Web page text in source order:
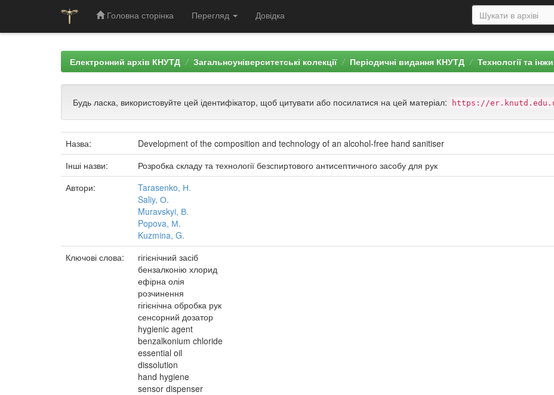
Головна сторінка Перегляд Довідка
Електронний архів КНУТД Загальноуніверситетські колекції Періодичні видання КНУТД Технології та
Будь ласка, використовуйте цей ідентифікатор, щоб цитувати або посилатися на цей матеріал: https://
Назва:
Development of the composition and technology of an alcohol-free hand sanitiser
Інші назви:
Розробка складу та технології безспиртового антисептичного засобу для рук
Автори:
Tarasenko, Н.
Saliy, О.
Muravskyi, В.
Popova, М.
Kuzmina, G.
Ключові слова:
гігієнічний засіб
бензалконію хлорид
ефірна олія
розчинення
гігієнічна обробка рук
сенсорний дозатор
hygienic agent
benzalkonium chloride
essential oil
dissolution
hand hygiene
sensor dispenser